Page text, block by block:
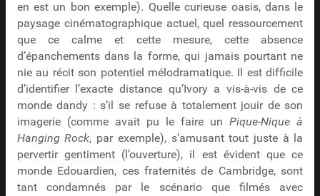
en est un bon exemple). Quelle curieuse oasis, dans le
paysage cinématographique actuel, quel ressourcement
que ce calme et cette mesure, cette absence
d’épanchements dans la forme, qui jamais pourtant ne
nie au récit son potentiel mélodramatique. Il est difficile
d’identifier l’exacte distance qu’Ivory a vis-à-vis de ce
monde dandy : s’il se refuse à totalement jouir de son
imagerie (comme avait pu le faire unPique-Nique à
Hanging Rock, par exemple), s’amusant tout juste à la
pervertir gentiment (l’ouverture), il est évident que ce
monde Edouardien, ces fraternités de Cambridge, sont
tant condamnés par le scénario que filmés avec